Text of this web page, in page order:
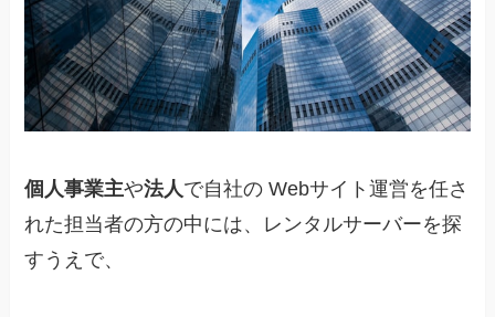
個人事業主や法人 で自社の Webサイト運営を任さ
れた担当者の方の中には、レンタルサーバーを探
すうえで、